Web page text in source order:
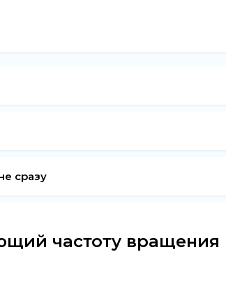
сразу
частоту вращения